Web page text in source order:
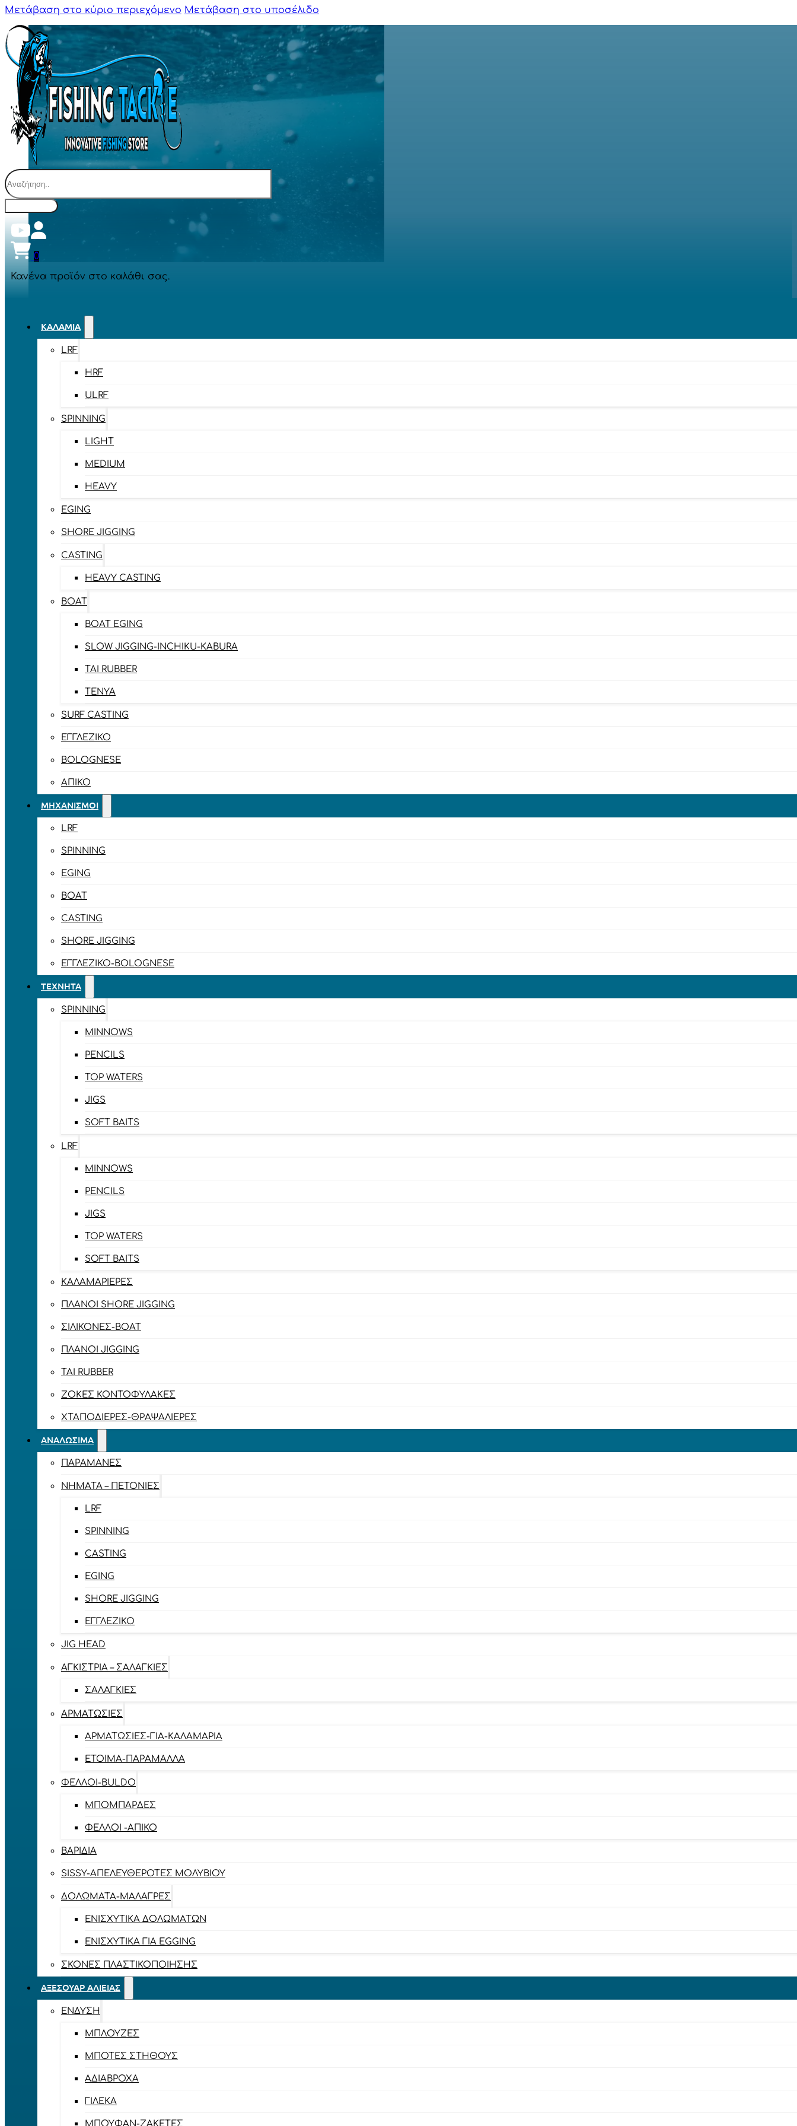
Μετάβαση στο κύριο περιεχόμενο Μετάβαση στο υποσέλιδο
Αναζήτηση
0
Κανένα προϊόν στο καλάθι σας.
ΚΑΛΆΜΙΑ
LRF
HRF
ULRF
SPINNING
LIGHT
MEDIUM
HEAVY
EGING
SHORE JIGGING
CASTING
HEAVY CASTING
BOAT
BOAT EGING
SLOW JIGGING-INCHIKU-KABURA
TAI RUBBER
TENYA
SURF CASTING
ΕΓΓΛΈΖΙΚΟ
BOLOGNESE
ΑΠΊΚΟ
ΜΗΧΑΝΙΣΜΟΊ
LRF
SPINNING
EGING
BOAT
CASTING
SHORE JIGGING
ΕΓΓΛΈΖΙΚΟ-BOLOGNESE
ΤΕΧΝΗΤΆ
SPINNING
MINNOWS
PENCILS
TOP WATERS
JIGS
SOFT BAITS
LRF
MINNOWS
PENCILS
JIGS
TOP WATERS
SOFT BAITS
ΚΑΛΑΜΑΡΙΈΡΕΣ
ΠΛΆΝΟΙ SHORE JIGGING
ΣΙΛΙΚΌΝΕΣ-BOAT
ΠΛΆΝΟΙ JIGGING
TAI RUBBER
ΖΌΚΕΣ ΚΟΝΤΟΦΎΛΑΚΕΣ
ΧΤΑΠΟΔΙΈΡΕΣ-ΘΡΑΨΑΛΙΈΡΕΣ
ΑΝΑΛΏΣΙΜΑ
ΠΑΡΑΜΆΝΕΣ
ΝΉΜΑΤΑ – ΠΕΤΟΝΙΈΣ
LRF
SPINNING
CASTING
EGING
SHORE JIGGING
ΕΓΓΛΈΖΙΚΟ
JIG HEAD
ΑΓΚΊΣΤΡΙΑ – ΣΑΛΑΓΚΙΈΣ
ΣΑΛΑΓΚΙΈΣ
ΑΡΜΑΤΩΣΙΈΣ
ΑΡΜΑΤΩΣΙΈΣ-ΓΙΑ-ΚΑΛΑΜΆΡΙΑ
ΈΤΟΙΜΑ-ΠΑΡΆΜΑΛΛΑ
ΦΕΛΛΟΊ-BULDO
ΜΠΟΜΠΆΡΔΕΣ
ΦΕΛΛΟΊ -ΑΠΊΚΟ
ΒΑΡΊΔΙΑ
SISSY-ΑΠΕΛΕΥΘΕΡΟΤΈΣ ΜΟΛΥΒΙΟΎ
ΔΟΛΏΜΑΤΑ-ΜΑΛΆΓΡΕΣ
ΕΝΙΣΧΥΤΙΚΆ ΔΟΛΩΜΆΤΩΝ
ΕΝΙΣΧΥΤΙΚΆ ΓΙΑ EGGING
ΣΚΌΝΕΣ ΠΛΑΣΤΙΚΟΠΟΊΗΣΗΣ
ΑΞΕΣΟΥΆΡ ΑΛΙΕΊΑΣ
ΈΝΔΥΣΗ
ΜΠΛΟΎΖΕΣ
ΜΠΌΤΕΣ ΣΤΉΘΟΥΣ
ΑΔΙΆΒΡΟΧΑ
ΓΙΛΈΚΑ
ΜΠΟΥΦΆΝ-ΖΑΚΈΤΕΣ